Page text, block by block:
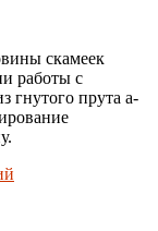
скамеек
работы с
гнутого прута а-